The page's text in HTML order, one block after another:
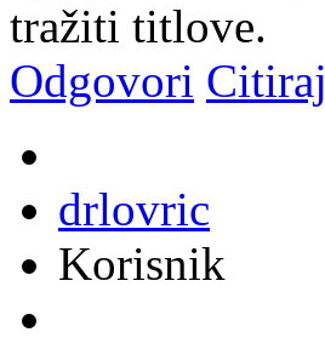
tražiti titlove.
Odgovori Citiraj
drlovric
Korisnik